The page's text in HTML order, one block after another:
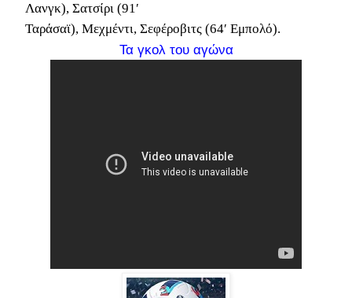
Λανγκ), Σατσίρι (91′
Ταράσαϊ), Μεχμέντι, Σεφέροβιτς (64′ Εμπολό).
Τα γκολ του αγώνα